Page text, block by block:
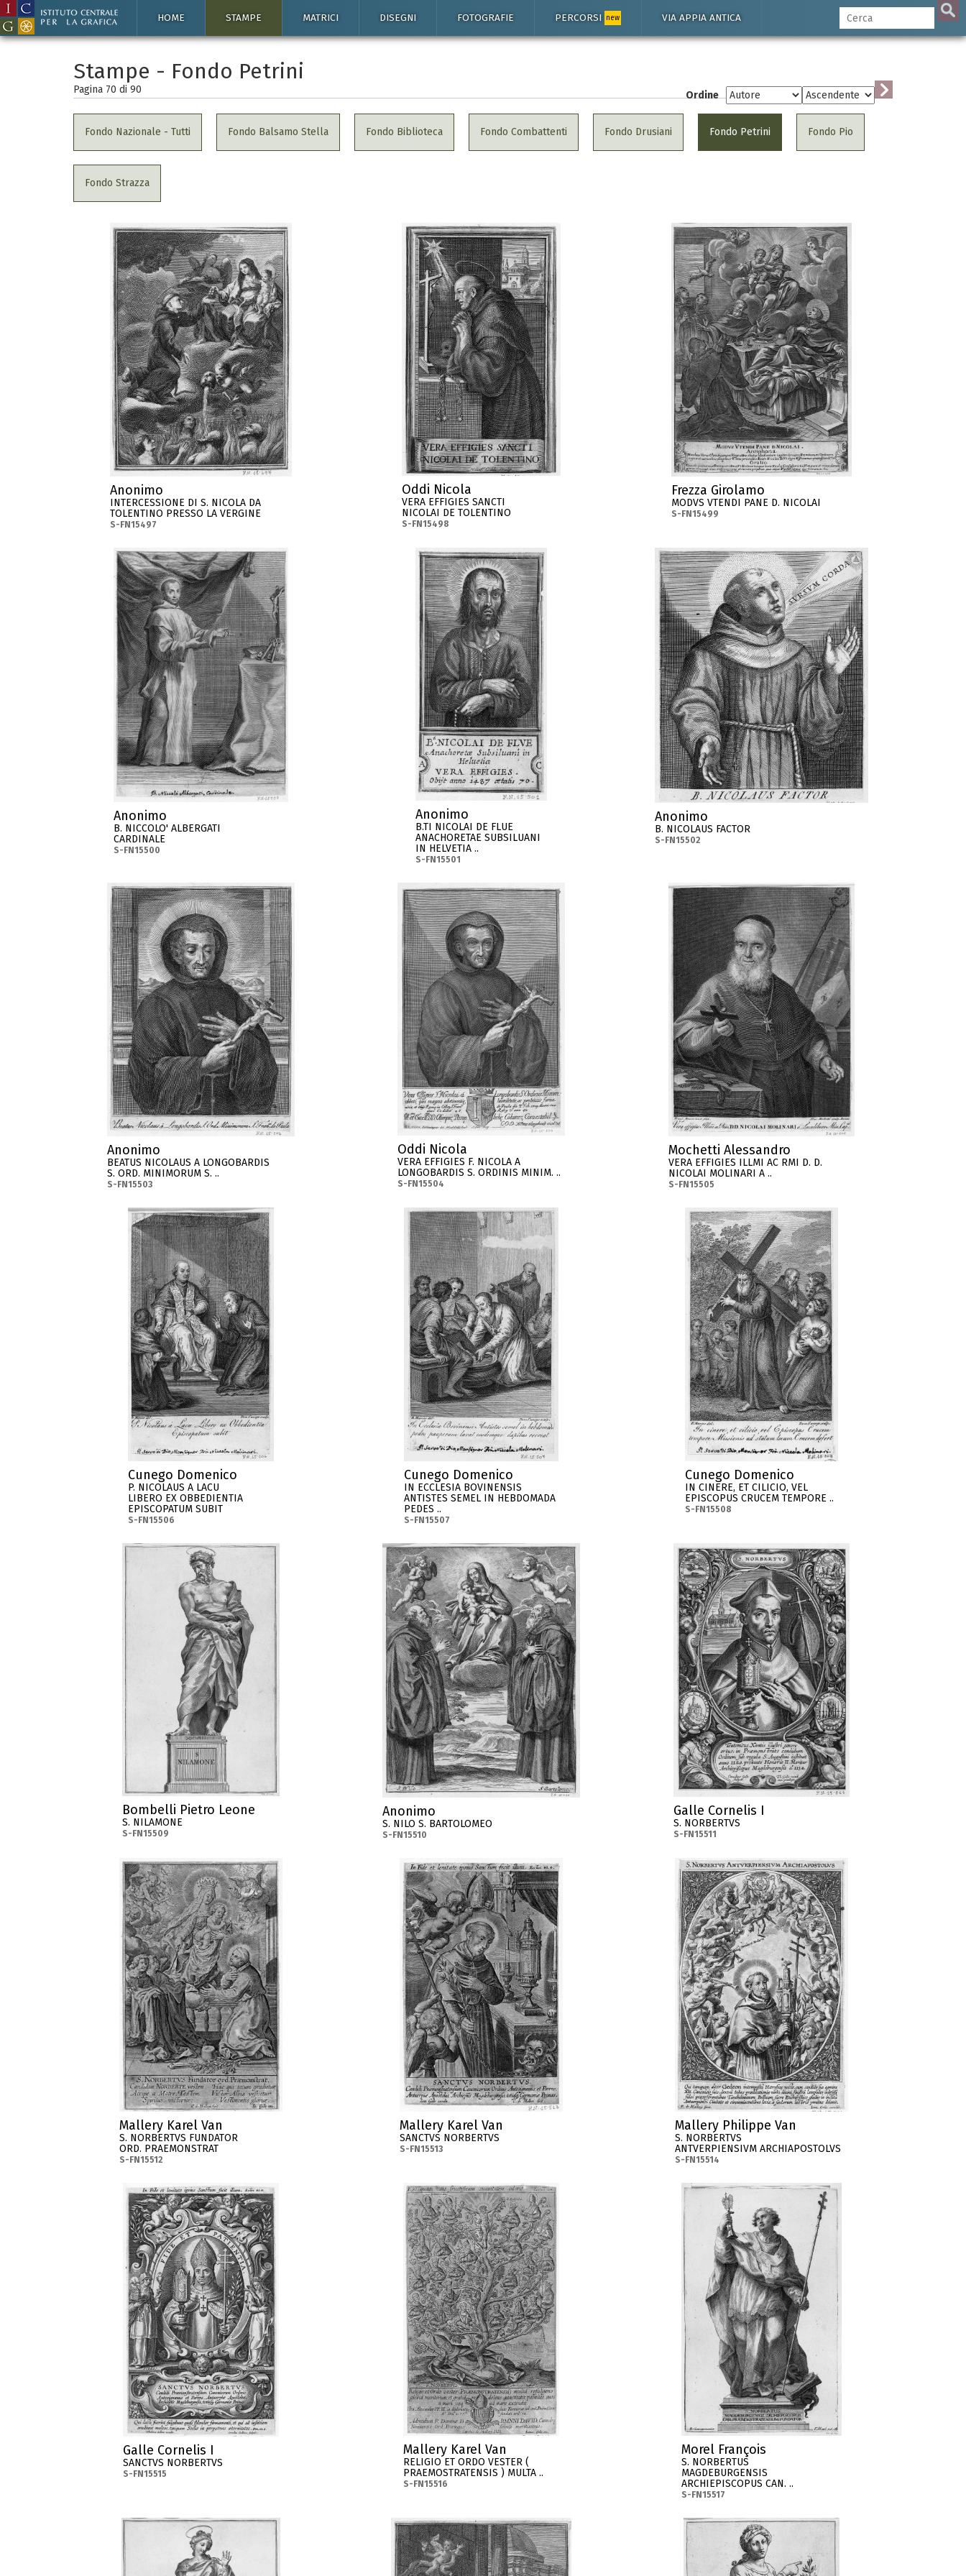
HOME STAMPE MATRICI DISEGNI FOTOGRAFIE PERCORSI new VIA APPIA ANTICA
Stampe - Fondo Petrini
Pagina 70 di 90 Ordine
Fondo Nazionale - Tutti Fondo Balsamo Stella Fondo Biblioteca Fondo Combattenti Fondo Drusiani Fondo Petrini Fondo Pio
Fondo Strazza
Anonimo
INTERCESSIONE DI S. NICOLA DA
TOLENTINO PRESSO LA VERGINE
S-FN15497
Oddi Nicola
VERA EFFIGIES SANCTI
NICOLAI DE TOLENTINO
S-FN15498
Frezza Girolamo
MODVS VTENDI PANE D. NICOLAI
S-FN15499
Anonimo
B. NICCOLO' ALBERGATI
CARDINALE
S-FN15500
Anonimo
B.TI NICOLAI DE FLUE
ANACHORETAE SUBSILUANI
IN HELVETIA ..
S-FN15501
Anonimo
B. NICOLAUS FACTOR
S-FN15502
Anonimo
BEATUS NICOLAUS A LONGOBARDIS
S. ORD. MINIMORUM S. ..
S-FN15503
Oddi Nicola
VERA EFFIGIES F. NICOLA A
LONGOBARDIS S. ORDINIS MINIM. ..
S-FN15504
Mochetti Alessandro
VERA EFFIGIES ILLMI AC RMI D. D.
NICOLAI MOLINARI A ..
S-FN15505
Cunego Domenico
P. NICOLAUS A LACU
LIBERO EX OBBEDIENTIA
EPISCOPATUM SUBIT
S-FN15506
Cunego Domenico
IN ECCLESIA BOVINENSIS
ANTISTES SEMEL IN HEBDOMADA
PEDES ..
S-FN15507
Cunego Domenico
IN CINERE, ET CILICIO, VEL
EPISCOPUS CRUCEM TEMPORE ..
S-FN15508
Bombelli Pietro Leone
S. NILAMONE
S-FN15509
Anonimo
S. NILO S. BARTOLOMEO
S-FN15510
Galle Cornelis I
S. NORBERTVS
S-FN15511
Mallery Karel Van
S. NORBERTVS FUNDATOR
ORD. PRAEMONSTRAT
S-FN15512
Mallery Karel Van
SANCTVS NORBERTVS
S-FN15513
Mallery Philippe Van
S. NORBERTVS
ANTVERPIENSIVM ARCHIAPOSTOLVS
S-FN15514
Galle Cornelis I
SANCTVS NORBERTVS
S-FN15515
Mallery Karel Van
RELIGIO ET ORDO VESTER (
PRAEMOSTRATENSIS ) MULTA ..
S-FN15516
Morel François
S. NORBERTUS
MAGDEBURGENSIS
ARCHIEPISCOPUS CAN. ..
S-FN15517